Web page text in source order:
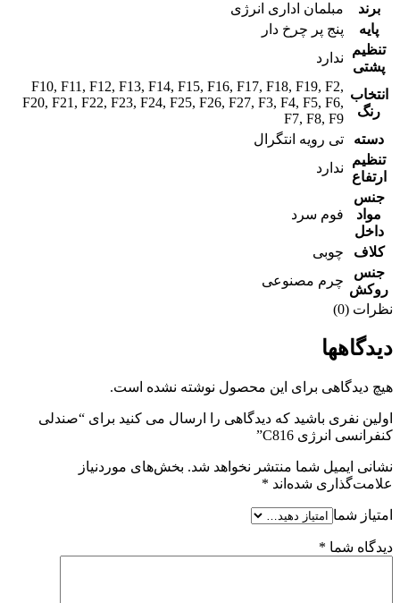
برند
مبلمان اداری انرژی
پایه
پنج پر چرخ دار
تنظیم
پشتی
ندارد
انتخاب
رنگ
F10, F11 , F12, F13, F14, F15, F16, F17, F18, F19, F2,
F20, F21 , F22, F23, F24, F25, F26, F27, F3, F4, F5, F6,
F7, F8, F9
دسته
تی رویه انتگرال
تنظیم
ارتفاع
ندارد
جنس
مواد
داخل
فوم سرد
کلاف
چوبی
جنس
روکش
چرم مصنوعی
نظرات (0)
دیدگاهها
هیچ دیدگاهی برای این محصول نوشته نشده است.
اولین نفری باشید که دیدگاهی را ارسال می کنید برای “صندلی
کنفرانسی انرژی C816”
نشانی ایمیل شما منتشر نخواهد شد. بخش‌های موردنیاز
علامت‌گذاری شده‌اند *
امتیاز شما
دیدگاه شما *